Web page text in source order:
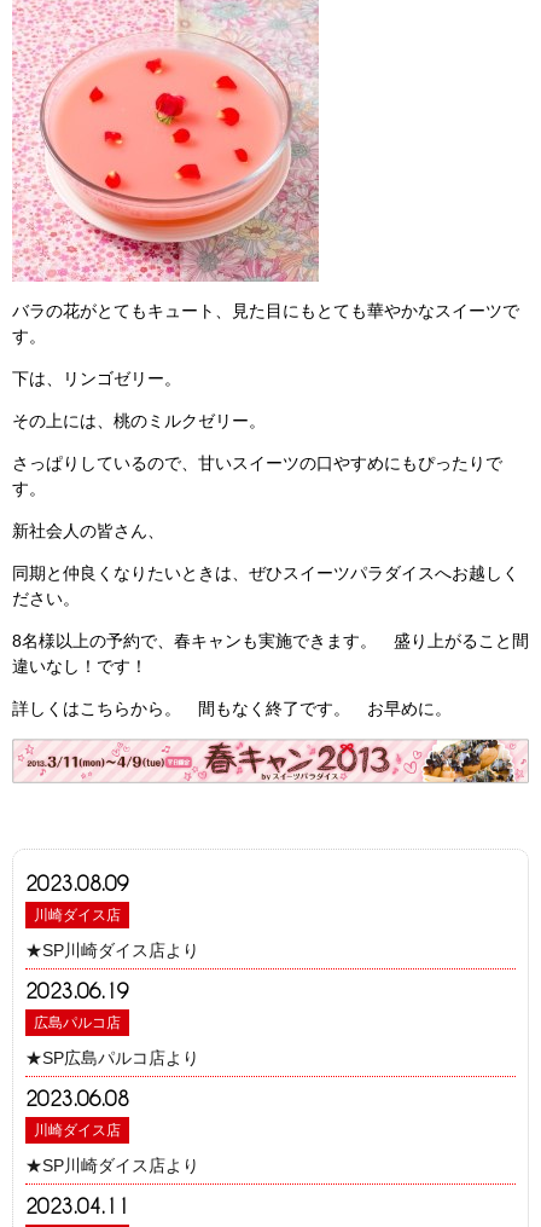
2023.08.09
川崎ダイス店
★SP川崎ダイス店より
2023.06.19
広島パルコ店
★SP広島パルコ店より
2023.06.08
川崎ダイス店
★SP川崎ダイス店より
2023.04.11
バラの花がとてもキュート、見た目にもとても華やかなスイーツで
す。
下は、リンゴゼリー。
その上には、桃のミルクゼリー。
さっぱりしているので、甘いスイーツの口やすめにもぴったりで
す。
新社会人の皆さん、
同期と仲良くなりたいときは、ぜひスイーツパラダイスへお越しく
ださい。
8名様以上の予約で、春キャンも実施できます。 盛り上がること間
違いなし！です！
詳しくはこちらから。 間もなく終了です。 お早めに。